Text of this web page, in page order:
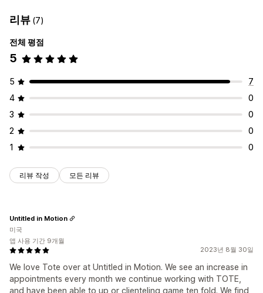
리뷰 (7)
전체 평점
5
5
7
4
0
3
0
2
0
1
0
리뷰 작성 모든 리뷰
2023년 8월 30일
We love Tote over at Untitled in Motion. We see an increase in
appointments every month we continue working with TOTE,
and have been able to up or clienteling game ten fold. We find
Untitled in Motion
미국
앱 사용 기간 9개월